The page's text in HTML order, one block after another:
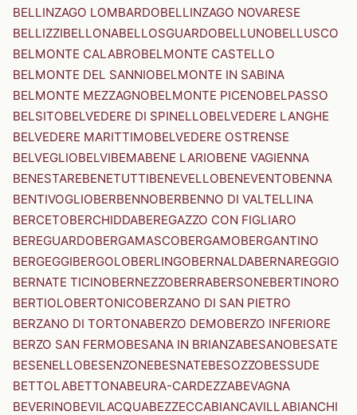
BELLINZAGO LOMBARDOBELLINZAGO NOVARESE
BELLIZZIBELLONABELLOSGUARDOBELLUNOBELLUSCO
BELMONTE CALABROBELMONTE CASTELLO
BELMONTE DEL SANNIOBELMONTE IN SABINA
BELMONTE MEZZAGNOBELMONTE PICENOBELPASSO
BELSITOBELVEDERE DI SPINELLOBELVEDERE LANGHE
BELVEDERE MARITTIMOBELVEDERE OSTRENSE
BELVEGLIOBELVIBEMABENE LARIOBENE VAGIENNA
BENESTAREBENETUTTIBENEVELLOBENEVENTOBENNA
BENTIVOGLIOBERBENNOBERBENNO DI VALTELLINA
BERCETOBERCHIDDABEREGAZZO CON FIGLIARO
BEREGUARDOBERGAMASCOBERGAMOBERGANTINO
BERGEGGIBERGOLOBERLINGOBERNALDABERNAREGGIO
BERNATE TICINOBERNEZZOBERRABERSONEBERTINORO
BERTIOLOBERTONICOBERZANO DI SAN PIETRO
BERZANO DI TORTONABERZO DEMOBERZO INFERIORE
BERZO SAN FERMOBESANA IN BRIANZABESANOBESATE
BESENELLOBESENZONEBESNATEBESOZZOBESSUDE
BETTOLABETTONABEURA-CARDEZZABEVAGNA
BEVERINOBEVILACQUABEZZECCABIANCAVILLABIANCHI